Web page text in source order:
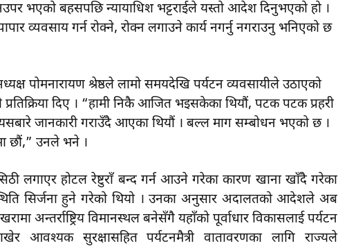
भएको बहसपछि न्यायाधिश भट्टराईले यस्तो आदेश दिनुभएको हो ।
व्यवसाय गर्न रोक्ने, रोक्न लगाउने कार्य नगर्नु नगराउनु भनिएको छ
पोमनारायण श्रेष्ठले लामो समयदेखि पर्यटन व्यवसायीले उठाएको
दिए । “हामी निकै आजित भइसकेका थियाैं, पटक पटक प्रहरी
यसबारे जानकारी गराउँदै आएका थियौं । बल्ल माग सम्बोधन भएको छ ।
छौं,” उनले भने ।
लगाएर होटल रेष्टुराँ बन्द गर्न आउने गरेका कारण खाना खाँदै गरेका
सिर्जना हुने गरेको थियो । उनका अनुसार अदालतको आदेशले अब
अन्तर्राष्ट्रिय विमानस्थल बनेसँगै यहाँको पूर्वाधार विकासलाई पर्यटन
राखेर आवश्यक सुरक्षासहित पर्यटनमैत्री वातावरणका लागि राज्यले